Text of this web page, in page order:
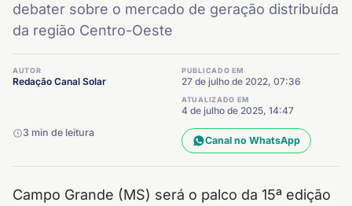
debater sobre o mercado de geração distribuída
da região Centro-Oeste
AUTOR
Redação Canal Solar
PUBLICADO EM
27 de julho de 2022, 07:36
ATUALIZADO EM
4 de julho de 2025, 14:47
3 min de leitura
Canal no WhatsApp
Campo Grande (MS) será o palco da 15ª edição